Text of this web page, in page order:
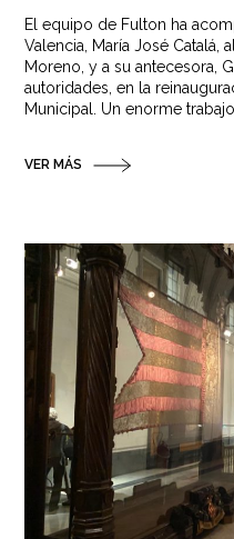
El equipo de Fulton ha
Valencia, María José Catalá,
Moreno, y a su antecesora,
autoridades, en la
Municipal. Un enorme
VER MÁS